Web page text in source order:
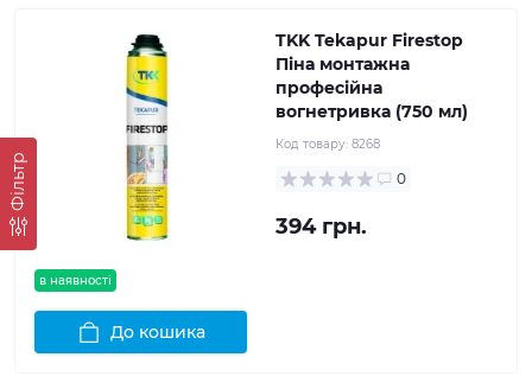
Фільтр
в наявності
TKK Tekapur Firestop
Піна монтажна
професійна
вогнетривка (750 мл)
Код товару: 8268
0
394 грн.
До кошика